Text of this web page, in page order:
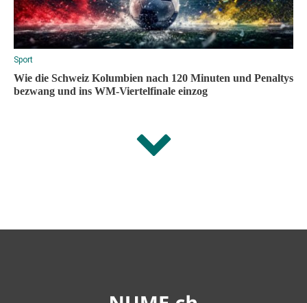
Sport
Wie die Schweiz Kolumbien nach 120 Minuten und Penaltys
bezwang und ins WM-Viertelfinale einzog